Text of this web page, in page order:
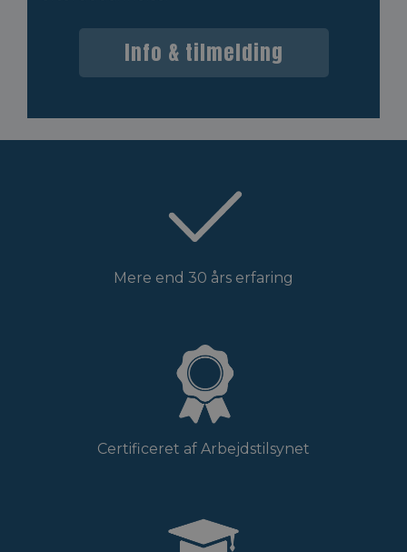
Info & tilmelding
Mere end 30 års erfaring
Certificeret af Arbejdstilsynet